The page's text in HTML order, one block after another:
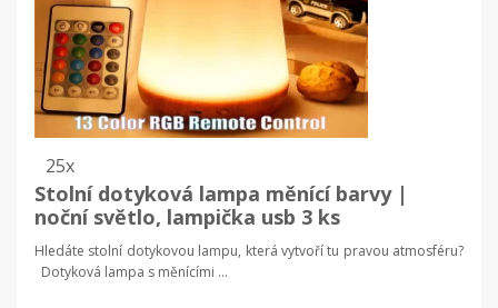
25x
Stolní dotyková lampa měnící barvy |
noční světlo, lampička usb 3 ks
Hledáte stolní dotykovou lampu, která vytvoří tu pravou atmosféru?
Dotyková lampa s měnícími ...